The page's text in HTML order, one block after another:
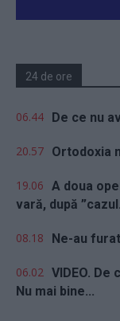
24 de ore
06.44 De ce nu
20.57 Ortodoxia
19.06 A doua
vară, după
08.18 Ne-au
06.02 VIDEO.
Nu mai bine...